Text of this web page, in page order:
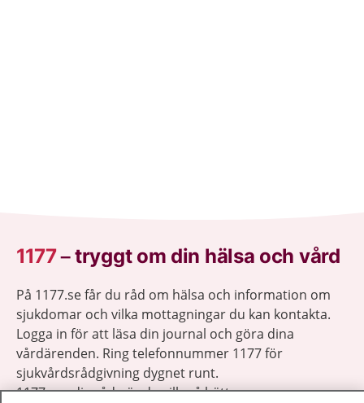
1177–tryggt om din hälsa och vård
På 1177.se får du råd om hälsa och information om
sjukdomar och vilka mottagningar du kan kontakta.
Logga in för att läsa din journal och göra dina
vårdärenden. Ring telefonnummer 1177 för
sjukvårdsrådgivning dygnet runt.
1177 ger dig råd när du vill må bättre.